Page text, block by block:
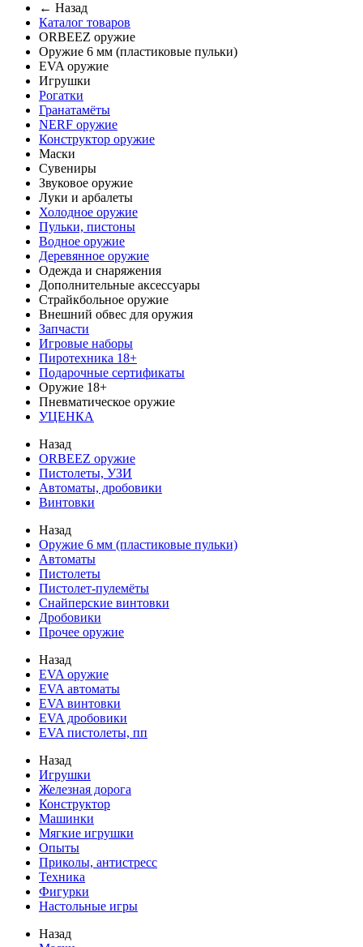
← Назад
Каталог товаров
ORBEEZ оружие
Оружие 6 мм (пластиковые пульки)
EVA оружие
Игрушки
Рогатки
Гранатамёты
NERF оружие
Конструктор оружие
Маски
Сувениры
Звуковое оружие
Луки и арбалеты
Холодное оружие
Пульки, пистоны
Водное оружие
Деревянное оружие
Одежда и снаряжения
Дополнительные аксессуары
Страйкбольное оружие
Внешний обвес для оружия
Запчасти
Игровые наборы
Пиротехника 18+
Подарочные сертификаты
Оружие 18+
Пневматическое оружие
УЦЕНКА
Назад
ORBEEZ оружие
Пистолеты, УЗИ
Автоматы, дробовики
Винтовки
Назад
Оружие 6 мм (пластиковые пульки)
Автоматы
Пистолеты
Пистолет-пулемёты
Снайперские винтовки
Дробовики
Прочее оружие
Назад
EVA оружие
EVA автоматы
EVA винтовки
EVA дробовики
EVA пистолеты, пп
Назад
Игрушки
Железная дорога
Конструктор
Машинки
Мягкие игрушки
Опыты
Приколы, антистресс
Техника
Фигурки
Настольные игры
Назад